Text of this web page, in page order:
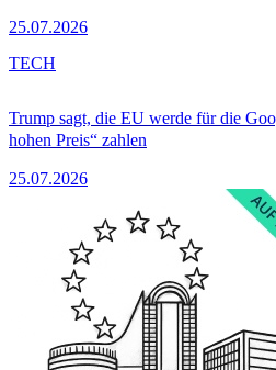
25.07.2026
Trump sagt, die EU werde für die
hohen Preis“ zahlen
25.07.2026
TECH